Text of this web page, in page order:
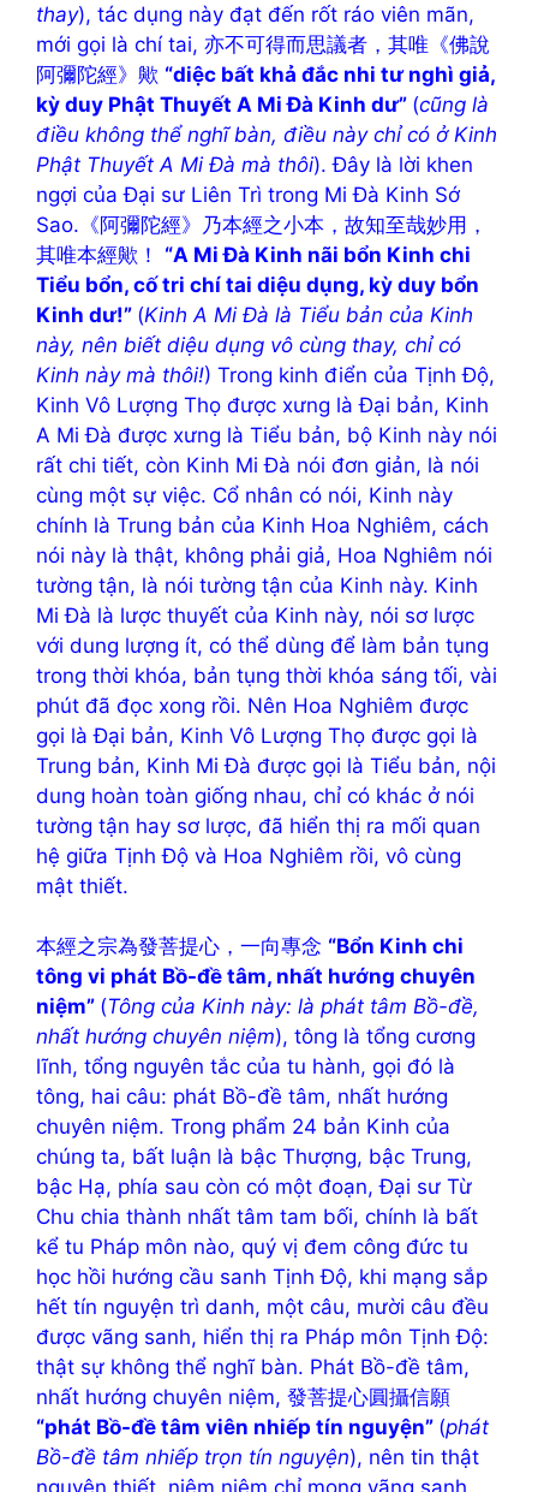
thay), tác dụng này đạt đến rốt ráo viên mãn,
mới gọi là chí tai, 亦不可得而思議者，其唯《佛說
阿彌陀經》歟 “diệc bất khả đắc nhi tư nghì giả,
kỳ duy Phật Thuyết A Mi Đà Kinh dư” (cũng là
điều không thể nghĩ bàn, điều này chỉ có ở Kinh
Phật Thuyết A Mi Đà mà thôi). Đây là lời khen
ngợi của Đại sư Liên Trì trong Mi Đà Kinh Sớ
Sao.《阿彌陀經》乃本經之小本，故知至哉妙用，
其唯本經歟！ “A Mi Đà Kinh nãi bổn Kinh chi
Tiểu bổn, cố tri chí tai diệu dụng, kỳ duy bổn
Kinh dư!” (Kinh A Mi Đà là Tiểu bản của Kinh
này, nên biết diệu dụng vô cùng thay, chỉ có
Kinh này mà thôi!) Trong kinh điển của Tịnh Độ,
Kinh Vô Lượng Thọ được xưng là Đại bản, Kinh
A Mi Đà được xưng là Tiểu bản, bộ Kinh này nói
rất chi tiết, còn Kinh Mi Đà nói đơn giản, là nói
cùng một sự việc. Cổ nhân có nói, Kinh này
chính là Trung bản của Kinh Hoa Nghiêm, cách
nói này là thật, không phải giả, Hoa Nghiêm nói
tường tận, là nói tường tận của Kinh này. Kinh
Mi Đà là lược thuyết của Kinh này, nói sơ lược
với dung lượng ít, có thể dùng để làm bản tụng
trong thời khóa, bản tụng thời khóa sáng tối, vài
phút đã đọc xong rồi. Nên Hoa Nghiêm được
gọi là Đại bản, Kinh Vô Lượng Thọ được gọi là
Trung bản, Kinh Mi Đà được gọi là Tiểu bản, nội
dung hoàn toàn giống nhau, chỉ có khác ở nói
tường tận hay sơ lược, đã hiển thị ra mối quan
hệ giữa Tịnh Độ và Hoa Nghiêm rồi, vô cùng
mật thiết.
本經之宗為發菩提心，一向專念 “Bổn Kinh chi
tông vi phát Bồ-đề tâm, nhất hướng chuyên
niệm” (Tông của Kinh này: là phát tâm Bồ-đề,
nhất hướng chuyên niệm), tông là tổng cương
lĩnh, tổng nguyên tắc của tu hành, gọi đó là
tông, hai câu: phát Bồ-đề tâm, nhất hướng
chuyên niệm. Trong phẩm 24 bản Kinh của
chúng ta, bất luận là bậc Thượng, bậc Trung,
bậc Hạ, phía sau còn có một đoạn, Đại sư Từ
Chu chia thành nhất tâm tam bối, chính là bất
kể tu Pháp môn nào, quý vị đem công đức tu
học hồi hướng cầu sanh Tịnh Độ, khi mạng sắp
hết tín nguyện trì danh, một câu, mười câu đều
được vãng sanh, hiển thị ra Pháp môn Tịnh Độ:
thật sự không thể nghĩ bàn. Phát Bồ-đề tâm,
nhất hướng chuyên niệm, 發菩提心圓攝信願
“phát Bồ-đề tâm viên nhiếp tín nguyện” (phát
Bồ-đề tâm nhiếp trọn tín nguyện), nên tin thật